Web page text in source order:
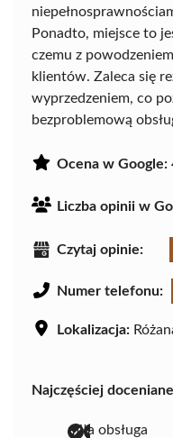
Ponadto, miejsce to
czemu z
klientów. Zaleca się
wyprzedzeniem, co
bezproblemową
Ocena w Google:
Liczba opinii w
Czytaj opinie:
Numer telefonu:
Lokalizacja:
Najczęściej
miła obsługa